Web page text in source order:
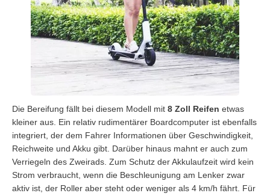
Die Bereifung fällt bei diesem Modell mit 8 Zoll Reifen etwas
kleiner aus. Ein relativ rudimentärer Boardcomputer ist ebenfalls
integriert, der dem Fahrer Informationen über Geschwindigkeit,
Reichweite und Akku gibt. Darüber hinaus mahnt er auch zum
Verriegeln des Zweirads. Zum Schutz der Akkulaufzeit wird kein
Strom verbraucht, wenn die Beschleunigung am Lenker zwar
aktiv ist, der Roller aber steht oder weniger als 4 km/h fährt. Für